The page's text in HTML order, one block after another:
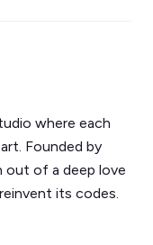
where each
Founded by
out of a deep love
its codes.